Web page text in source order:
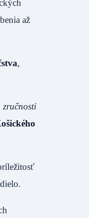
až
,
zručnosti